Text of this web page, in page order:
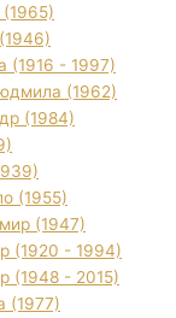
(1965)
(1916 - 1997)
(1962)
(1984)
(1955)
(1947)
(1920 - 1994)
(1948 - 2015)
(1977)